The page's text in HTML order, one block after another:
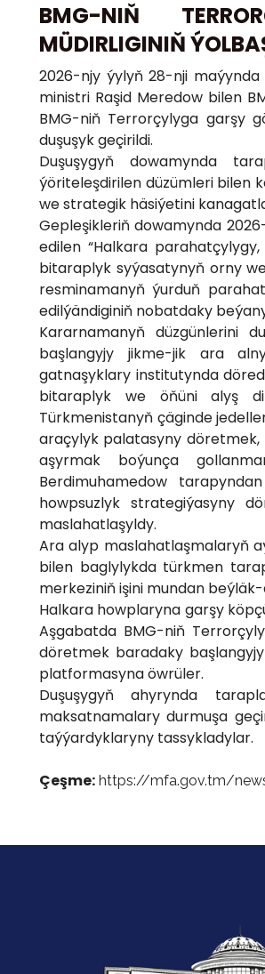
BMG-NIŇ
MÜDIRLIGINIŇ
2026-njy ýylyň 28-nji
ministri Raşid Meredow bilen
BMG-niň Terrorçylyga garşy
duşuşyk geçirildi.
Duşuşygyň dowamynda
ýöriteleşdirilen düzümleri bilen
we strategik häsiýetini
Gepleşikleriň dowamynda
edilen “Halkara
bitaraplyk syýasatynyň orny
resminamanyň ýurduň
edilýändiginiň nobatdaky
Kararnamanyň düzgünlerini
başlangyjy jikme-jik ara
gatnaşyklary institutynda
bitaraplyk we öňüni alyş
Türkmenistanyň çäginde
araçylyk palatasyny
aşyrmak boýunça
Berdimuhamedow
howpsuzlyk strategiýasyny
maslahatlaşyldy.
Ara alyp maslahatlaşmalaryň
bilen baglylykda türkmen
merkeziniň işini mundan
Halkara howplaryna garşy
Aşgabatda BMG-niň
döretmek baradaky
platformasyna öwrüler.
Duşuşygyň ahyrynda
maksatnamalary durmuşa
taýýardyklaryny tassykladylar.
Çeşme: https://mfa.gov.tm/